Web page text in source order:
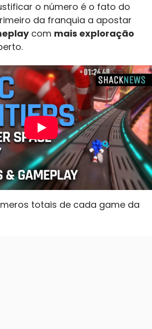
o número é o fato do
da franquia a apostar
com mais exploração
totais de cada game da